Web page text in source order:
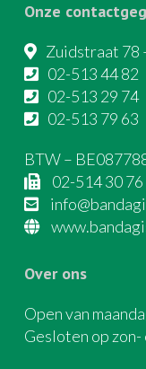
Onze
Zuidstraat 78
02-513 44 82
02-513 29 74
02-513 79 63
BTW –
02-514 30 76
Over ons
Open van
Gesloten op